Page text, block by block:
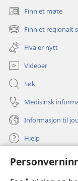
Finn et møte
(åpner
nytt
vindu)
Finn et regionalt
(åpner
nytt
vindu)
Hva er nytt
Videoer
Søk
Medisinsk
Informasjon til
Hjelp
Bidrag
(åpner
nytt